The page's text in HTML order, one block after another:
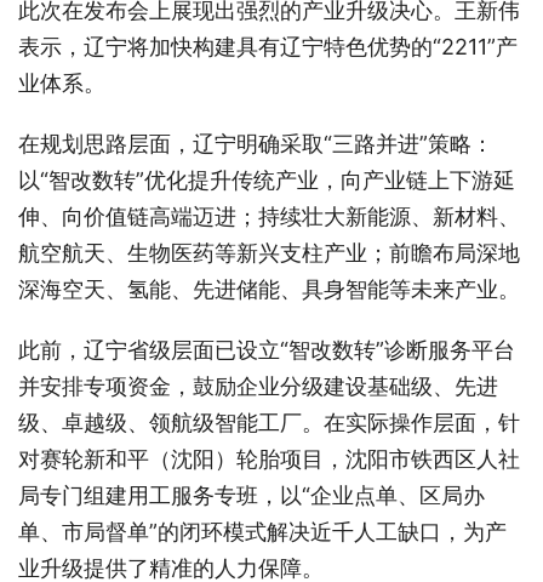
此次在发布会上展现出强烈的产业升级决心。王新伟
表示，辽宁将加快构建具有辽宁特色优势的“2211”产
业体系。
在规划思路层面，辽宁明确采取“三路并进”策略：
以“智改数转”优化提升传统产业，向产业链上下游延
伸、向价值链高端迈进；持续壮大新能源、新材料、
航空航天、生物医药等新兴支柱产业；前瞻布局深地
深海空天、氢能、先进储能、具身智能等未来产业。
此前，辽宁省级层面已设立“智改数转”诊断服务平台
并安排专项资金，鼓励企业分级建设基础级、先进
级、卓越级、领航级智能工厂。在实际操作层面，针
对赛轮新和平（沈阳）轮胎项目，沈阳市铁西区人社
局专门组建用工服务专班，以“企业点单、区局办
单、市局督单”的闭环模式解决近千人工缺口，为产
业升级提供了精准的人力保障。